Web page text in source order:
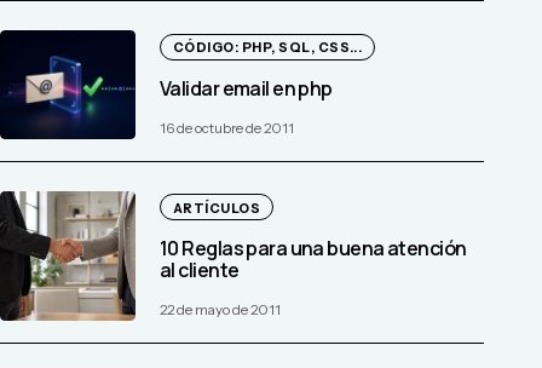
CÓDIGO: PHP, SQL, CSS...
Validar email en php
16 de octubre de 2011
ARTÍCULOS
10 Reglas para una buena atención
al cliente
22 de mayo de 2011